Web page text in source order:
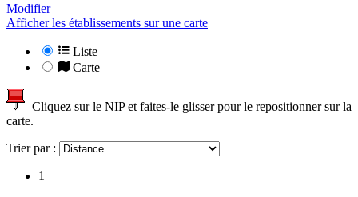
Modifier
Afficher les établissements sur une carte
Liste
Carte
Cliquez sur le NIP et faites-le glisser pour le repositionner sur la
carte.
Trier par :
1